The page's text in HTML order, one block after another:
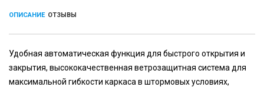
ОПИСАНИЕ ОТЗЫВЫ
Удобная автоматическая функция для быстрого открытия и
закрытия, высококачественная ветрозащитная система для
максимальной гибкости каркаса в штормовых условиях,